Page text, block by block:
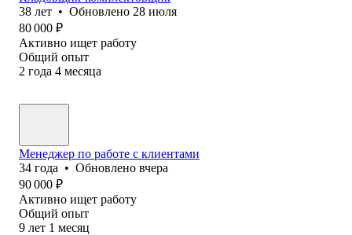
38 лет • Обновлено 28 июля
80 000 ₽
Активно ищет работу
Общий опыт
2 года 4 месяца
Менеджер по работе с клиентами
34 года • Обновлено вчера
90 000 ₽
Активно ищет работу
Общий опыт
9 лет 1 месяц